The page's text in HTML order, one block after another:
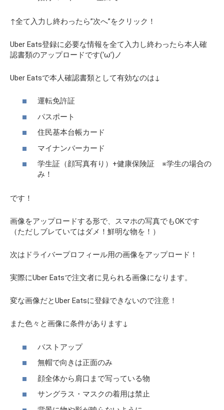
↑全て入力し終わったら”次へ”をクリック！
Uber Eats登録に必要な情報を全て入力し終わったら本人確
認書類のアップロードです(‘ω’)ノ
Uber Eatsで本人確認書類として有効なのは↓
運転免許証
パスポート
住民基本台帳カード
マイナンバーカード
学生証（顔写真有り）+健康保険証 ※学生の場合の
み！
です！
画像をアップロードする形で、スマホの写真でもOKです
（ただしブレていてはダメ！鮮明な物を！）
次はドライバープロフィール用の画像をアップロード！
実際にUber Eatsで注文者に見られる画像になります。
変な画像だとUber Eatsに登録できないので注意！
また色々と画像に条件があります↓
バストアップ
無帽で向きは正面のみ
顔全体から肩口まで写っている物
サングラス・マスクの着用は禁止